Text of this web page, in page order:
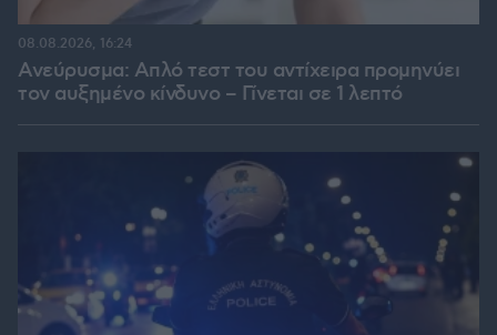
Ανεύρυσμα: Απλό τεστ του αντίχειρα προμηνύει
τον αυξημένο κίνδυνο – Γίνεται σε 1 λεπτό
08.08.2026, 16:24